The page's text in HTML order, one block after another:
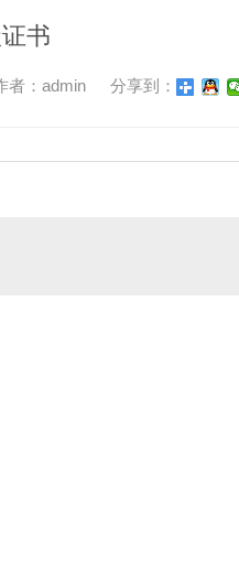
书
：admin 分享到：